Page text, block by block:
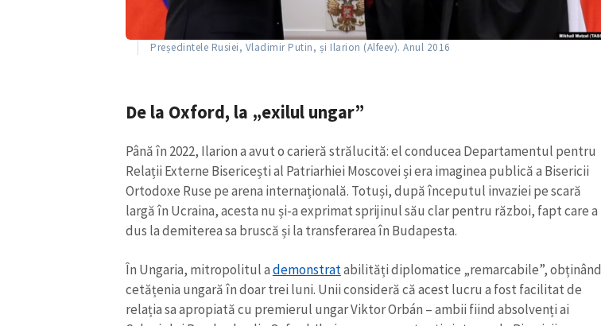
Președintele Rusiei, Vladimir Putin, și Ilarion (Alfeev). Anul 2016
De la Oxford, la „exilul ungar”
Până în 2022, Ilarion a avut o carieră strălucită: el conducea Departamentul pentru
Relații Externe Bisericești al Patriarhiei Moscovei și era imaginea publică a Bisericii
Ortodoxe Ruse pe arena internațională. Totuși, după începutul invaziei pe scară
largă în Ucraina, acesta nu și-a exprimat sprijinul său clar pentru război, fapt care a
dus la demiterea sa bruscă și la transferarea în Budapesta.
În Ungaria, mitropolitul ademonstratabilități diplomatice „remarcabile”, obținând
cetățenia ungară în doar trei luni. Unii consideră că acest lucru a fost facilitat de
relația sa apropiată cu premierul ungar Viktor Orbán – ambii fiind absolvenți ai